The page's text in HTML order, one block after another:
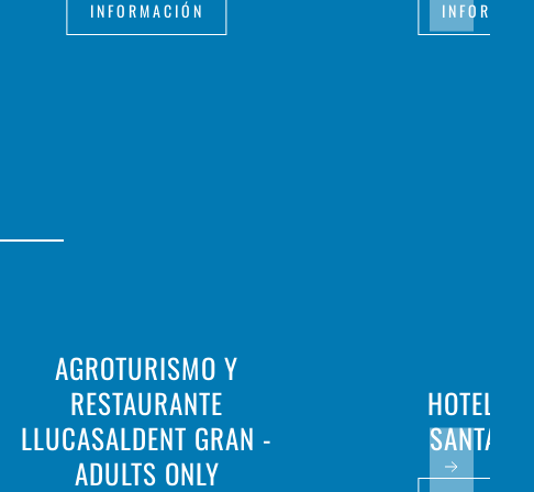
INFORMACIÓN
AGROTURISMO Y
RESTAURANTE
LLUCASALDENT GRAN -
ADULTS ONLY
HOTEL